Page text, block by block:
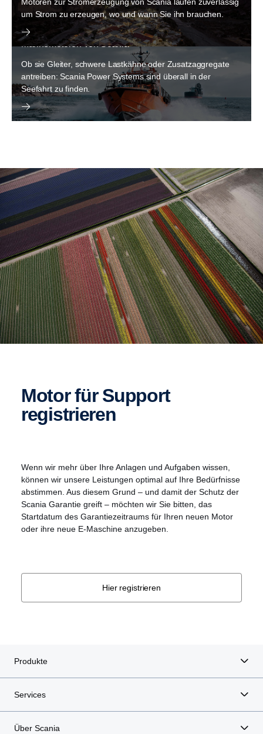
um Strom zu erzeugen, wo und wann Sie ihn brauchen.
Marinemotoren von Scania
Ob sie Gleiter, schwere Lastkähne oder Zusatzaggregate
antreiben: Scania Power Systems sind überall in der
Seefahrt zu finden.
Die Leistungen von Power Solutions
Die Leistungen im Rahmen von Power Solutions sorgen für
maximale Verfügbarkeit und größtmögliche Produktivität. Zur
Auswahl stehen maßgeschneiderte Lösungen für
gründlichen Schutz, kurze Reaktionszeiten und die Diagnose
Motor für Support
registrieren
Wenn wir mehr über Ihre Anlagen und Aufgaben wissen,
können wir unsere Leistungen optimal auf Ihre Bedürfnisse
abstimmen. Aus diesem Grund – und damit der Schutz der
Scania Garantie greift – möchten wir Sie bitten, das
Startdatum des Garantiezeitraums für Ihren neuen Motor
oder ihre neue E-Maschine anzugeben.
Hier registrieren
Produkte
Services
Über Scania